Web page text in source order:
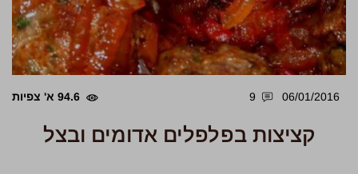
06/01/2016
9 94.6 א' צפיות
קציצות בפלפלים אדומים ובצל